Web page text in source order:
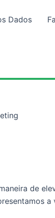
Dados
de
a